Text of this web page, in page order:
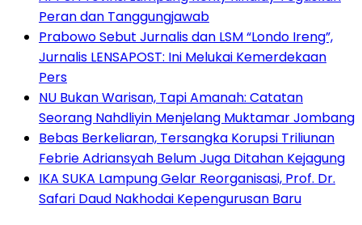
Peran dan Tanggungjawab
Prabowo Sebut Jurnalis dan LSM “Londo Ireng”,
Jurnalis LENSAPOST: Ini Melukai Kemerdekaan
Pers
NU Bukan Warisan, Tapi Amanah: Catatan
Seorang Nahdliyin Menjelang Muktamar Jombang
Bebas Berkeliaran, Tersangka Korupsi Triliunan
Febrie Adriansyah Belum Juga Ditahan Kejagung
IKA SUKA Lampung Gelar Reorganisasi, Prof. Dr.
Safari Daud Nakhodai Kepengurusan Baru